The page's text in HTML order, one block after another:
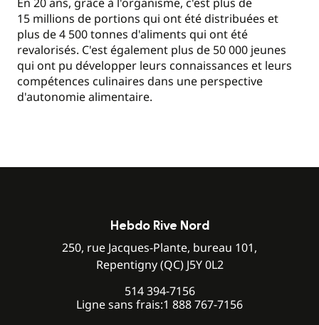
15 millions de portions qui ont été distribuées et
plus de 4 500 tonnes d'aliments qui ont été
revalorisés. C'est également plus de 50 000 jeunes
qui ont pu développer leurs connaissances et leurs
compétences culinaires dans une perspective
d'autonomie alimentaire.
Hebdo Rive Nord
250, rue Jacques-Plante, bureau 101,
Repentigny (QC) J5Y 0L2
514 394-7156
Ligne sans frais:1 888 767-7156